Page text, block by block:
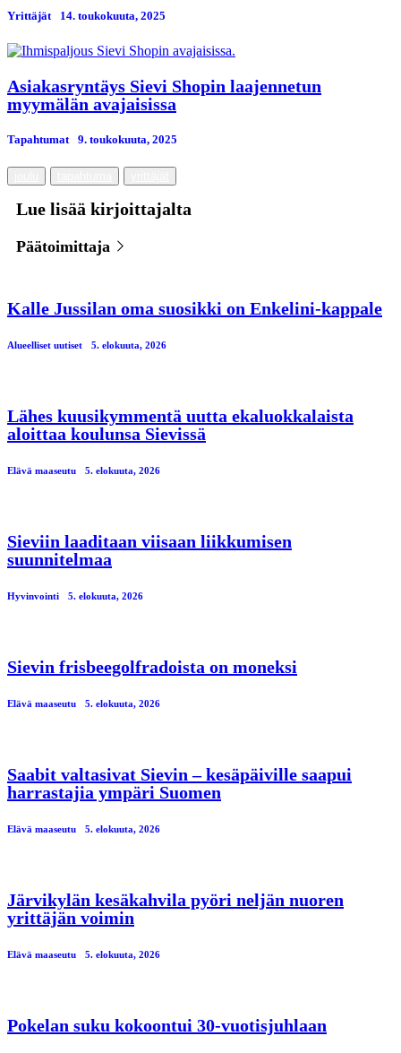
Yrittäjät 14. toukokuuta, 2025
Asiakasryntäys Sievi Shopin laajennetun
myymälän avajaisissa
Tapahtumat 9. toukokuuta, 2025
Lue lisää kirjoittajalta
Päätoimittaja
Kalle Jussilan oma suosikki on Enkelini-kappale
Alueelliset uutiset 5. elokuuta, 2026
Lähes kuusikymmentä uutta ekaluokkalaista
aloittaa koulunsa Sievissä
Elävä maaseutu 5. elokuuta, 2026
Sieviin laaditaan viisaan liikkumisen
suunnitelmaa
Hyvinvointi 5. elokuuta, 2026
Sievin frisbeegolfradoista on moneksi
Elävä maaseutu 5. elokuuta, 2026
Saabit valtasivat Sievin – kesäpäiville saapui
harrastajia ympäri Suomen
Elävä maaseutu 5. elokuuta, 2026
Järvikylän kesäkahvila pyöri neljän nuoren
yrittäjän voimin
Elävä maaseutu 5. elokuuta, 2026
Pokelan suku kokoontui 30-vuotisjuhlaan